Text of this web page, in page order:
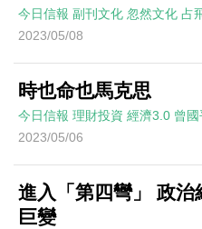
今日信報 副刊文化 忽然文化 占
2023/05/08
時也命也馬克思
今日信報 理財投資 經濟3.0 曾國
2023/05/06
進入「第四彎」 政治
巨變